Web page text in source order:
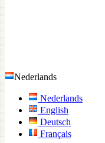
Nederlands
Nederlands
English
Deutsch
Français